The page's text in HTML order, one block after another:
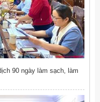
90 ngày làm sạch, làm